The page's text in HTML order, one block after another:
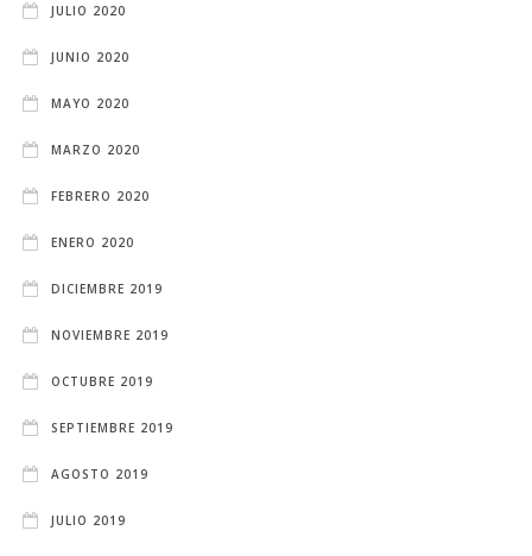
JULIO 2020
JUNIO 2020
MAYO 2020
MARZO 2020
FEBRERO 2020
ENERO 2020
DICIEMBRE 2019
NOVIEMBRE 2019
OCTUBRE 2019
SEPTIEMBRE 2019
AGOSTO 2019
JULIO 2019